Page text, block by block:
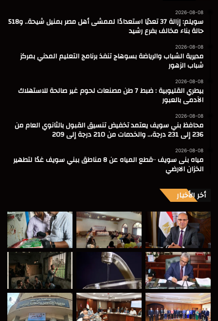
2026-08-08
سويلم: إزالة 37 تعديًا استعدادًا لممشى أهل مصر بمنيل شيحة.. و518
حالة بناء مخالف بفرع رشيد
2026-08-08
مديرية الشباب والرياضة بسوهاج تنفذ برنامج التعليم المدني بمركز
شباب الزهور
2026-08-08
بيطري القليوبية : ضبط 7 طن مصنعات لحوم غير صالحة للاستهلاك
الآدمى بالعبور
2026-08-08
محافظ بني سويف يعتمد تخفيض تنسيق القبول بالثانوي العام من
236 إلى 231 درجة،.. والخدمات من 210 درجة إلى 209
2026-08-08
مياه بنى سويف ٠٠قطع المياه عن 8 مناطق ببني سويف غدًا لتطهير
الخزان الارضي
أخر الأخبار